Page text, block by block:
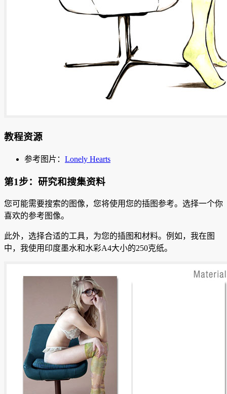
教程资源
参考图片： Lonely Hearts
第1步：研究和搜集资料
您可能需要搜索的图像，您将使用您的插图参考。 选择一个你
喜欢的参考图像。
此外，选择合适的工具，为您的插图和材料。 例如，我在图
中，我使用印度墨水和水彩A4大小的250克纸。